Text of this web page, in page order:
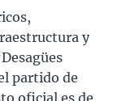
y
partido de